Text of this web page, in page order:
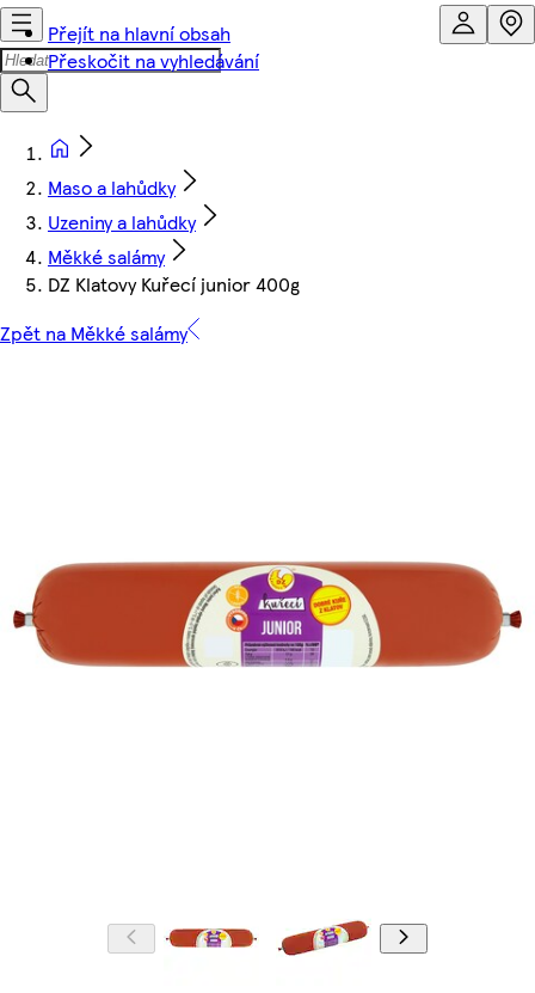
Přejít na hlavní obsah
Přeskočit na vyhledávání
Maso a lahůdky
Uzeniny a lahůdky
Měkké salámy
DZ Klatovy Kuřecí junior 400g
Zpět na Měkké salámy